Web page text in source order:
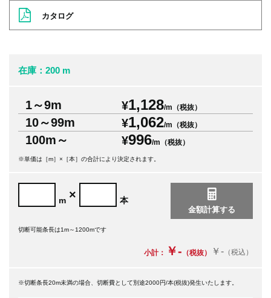
カタログ
在庫：200 m
1～9m ¥1,128/m（税抜）
10～99m ¥1,062/m（税抜）
100m～ ¥996/m（税抜）
※単価は［m］×［本］の合計により決定されます。
m × 本
切断可能条長は1m～1200mです
小計： ￥- （税抜） ￥- （税込）
※切断条長20m未満の場合、切断費として別途2000円/本(税抜)発生いたします。